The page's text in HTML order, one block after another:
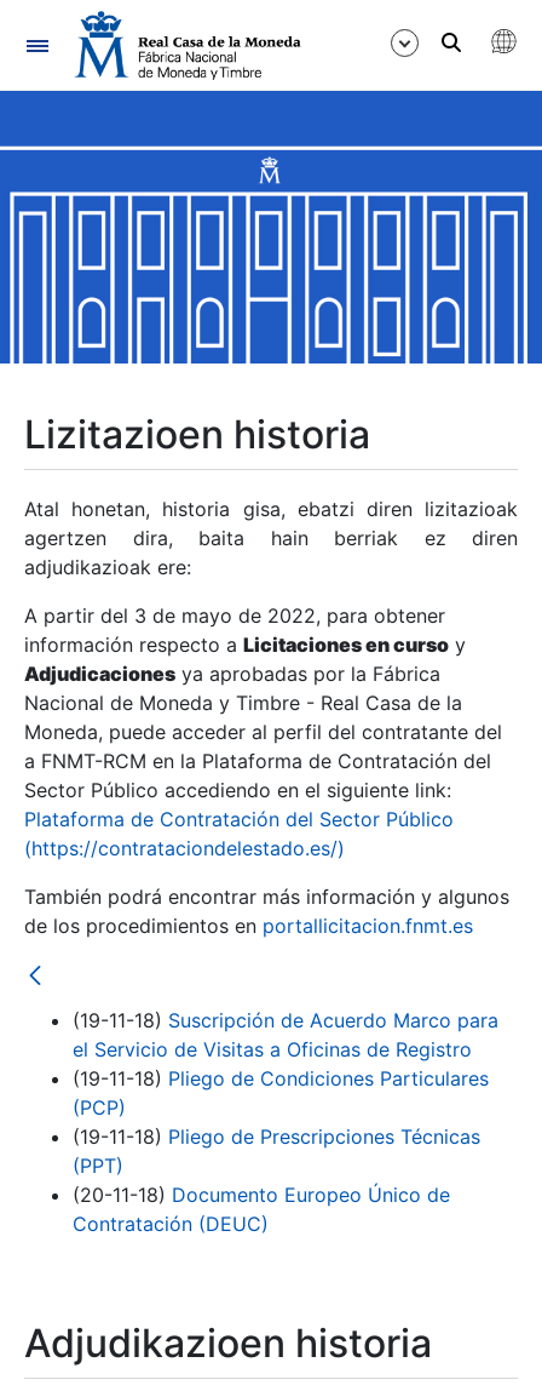
Nabigazioa
Erakutsi/Ezkutatu
Erakutsi/Ezkutatu
Erakutsi/Ezkutatu
Erakutsi/Ezkutatu
Erakutsi/Ezkutatu
Erakutsi/Ezkutatu
Erakutsi/Ezkutatu
Erakutsi/Ezkutatu
Lizitazioen historia
Atal honetan, historia gisa, ebatzi diren lizitazioak
agertzen dira, baita hain berriak ez diren
adjudikazioak ere:
A partir del 3 de mayo de 2022, para obtener
información respecto a Licitaciones en curso y
Adjudicaciones ya aprobadas por la Fábrica
Nacional de Moneda y Timbre - Real Casa de la
Moneda, puede acceder al perfil del contratante del
a FNMT-RCM en la Plataforma de Contratación del
Sector Público accediendo en el siguiente link:
Plataforma de Contratación del Sector Público
(https://contrataciondelestado.es/)
También podrá encontrar más información y algunos
de los procedimientos en portallicitacion.fnmt.es
(19-11-18) Suscripción de Acuerdo Marco para
el Servicio de Visitas a Oficinas de Registro
(19-11-18) Pliego de Condiciones Particulares
(PCP)
(19-11-18) Pliego de Prescripciones Técnicas
(PPT)
(20-11-18) Documento Europeo Único de
Contratación (DEUC)
Adjudikazioen historia